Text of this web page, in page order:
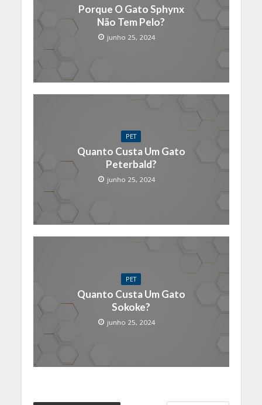
Porque O Gato Sphynx
Não Tem Pelo?
junho 25, 2024
PET
Quanto Custa Um Gato
Peterbald?
junho 25, 2024
PET
Quanto Custa Um Gato
Sokoke?
junho 25, 2024